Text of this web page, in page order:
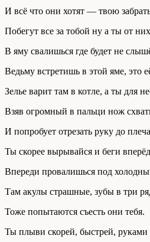
И всё что они хотят — твою
Побегут все за тобой ну а ты от
В яму свалишься где будет не
Ведьму встретишь в этой яме, это
Зелье варит там в котле, а ты для
Взяв огромный в пальци нож
И попробует отрезать руку до
Ты скорее вырывайся и беги
Впереди провалишься под
Там акулы страшные, зубы в три
Тоже попытаются съесть они тебя.
Ты плыви скорей, быстрей, руками